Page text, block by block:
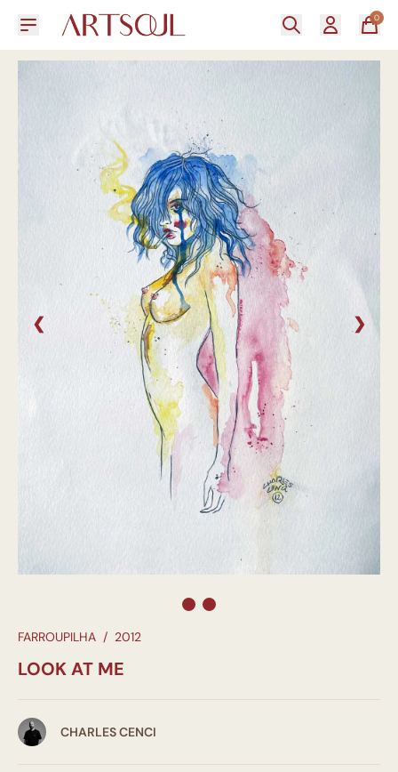
0
❮ ❯
FARROUPILHA / 2012
LOOK AT ME
CHARLES CENCI